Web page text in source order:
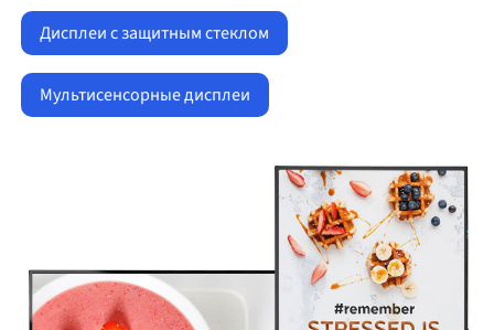
Дисплеи с защитным стеклом
Мультисенсорные дисплеи